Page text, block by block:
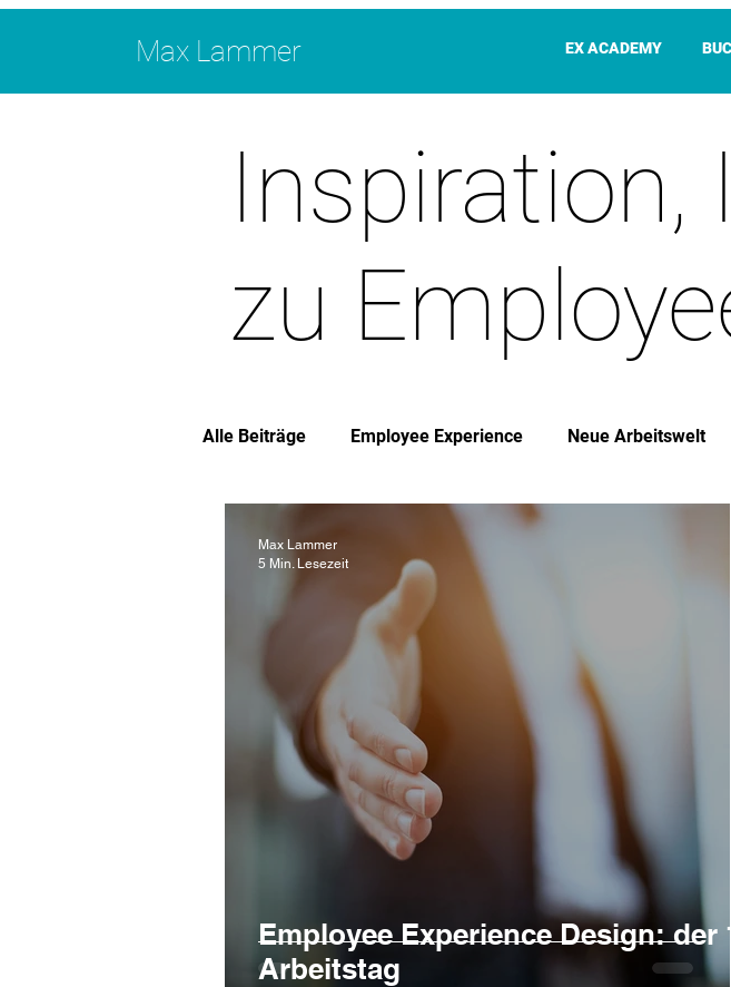
Max Lammer EX ACADEMY
Inspiration,
zu
Alle Beiträge Employee Experience Neue Arbeitswelt
Employee Experience Design: der 1.
Arbeitstag
Max Lammer
5 Min. Lesezeit